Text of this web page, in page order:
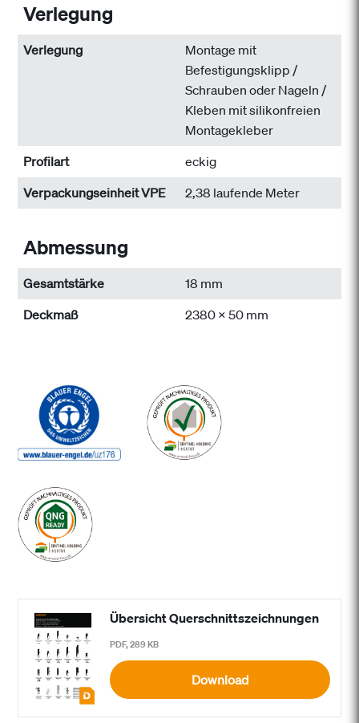
Verlegung
Verlegung
Montage mit
Befestigungsklipp /
Schrauben oder Nageln /
Kleben mit silikonfreien
Montagekleber
Profilart
eckig
Verpackungseinheit VPE
2,38 laufende Meter
Abmessung
Gesamtstärke
18 mm
Deckmaß
2380 x 50 mm
Übersicht Querschnittszeichnungen
PDF, 289 KB
Download